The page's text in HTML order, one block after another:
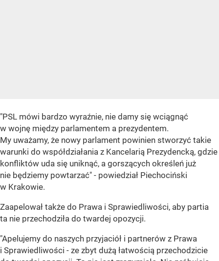
"PSL mówi bardzo wyraźnie, nie damy się wciągnąć
w wojnę między parlamentem a prezydentem.
My uważamy, że nowy parlament powinien stworzyć takie
warunki do współdziałania z Kancelarią Prezydencką, gdzie
konfliktów uda się uniknąć, a gorszących określeń już
nie będziemy powtarzać" - powiedział Piechociński
w Krakowie.
Zaapelował także do Prawa i Sprawiedliwości, aby partia
ta nie przechodziła do twardej opozycji.
"Apelujemy do naszych przyjaciół i partnerów z Prawa
i Sprawiedliwości - ze zbyt dużą łatwością przechodzicie